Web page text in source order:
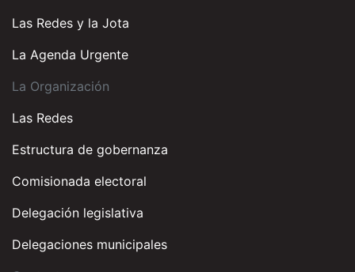
Las Redes y la Jota
La Agenda Urgente
La Organización
Las Redes
Estructura de gobernanza
Comisionada electoral
Delegación legislativa
Delegaciones municipales